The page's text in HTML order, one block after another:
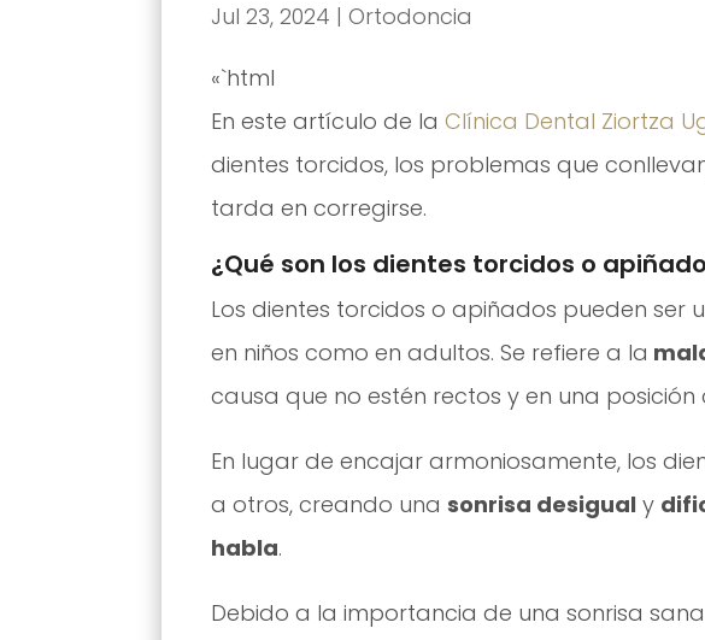
Jul 23, 2024 | Ortodoncia
«`html
En este artículo de la Clínica Dental Ziortza
dientes torcidos, los problemas que
tarda en corregirse.
¿Qué son los dientes torcidos o
Los dientes torcidos o apiñados pueden ser
en niños como en adultos. Se refiere a la
causa que no estén rectos y en una
En lugar de encajar armoniosamente, los
a otros, creando una sonrisa desigual y
habla.
Debido a la importancia de una sonrisa